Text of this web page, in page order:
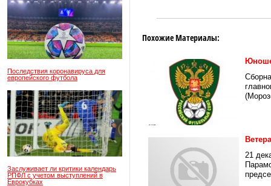
Последствия коронавируса для
европейского футбола
Заслуживает ли критики календарь
РПФЛ с учетом выступлений в
Еврокубках
Похожие Материалы:
21